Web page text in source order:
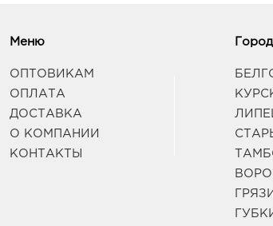
Меню
ОПТОВИКАМ
ОПЛАТА
ДОСТАВКА
О КОМПАНИИ
КОНТАКТЫ
ГРЯЗИ